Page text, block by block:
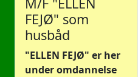
FEJØ" som
husbåd
"ELLEN FEJØ" er her
under omdannelse